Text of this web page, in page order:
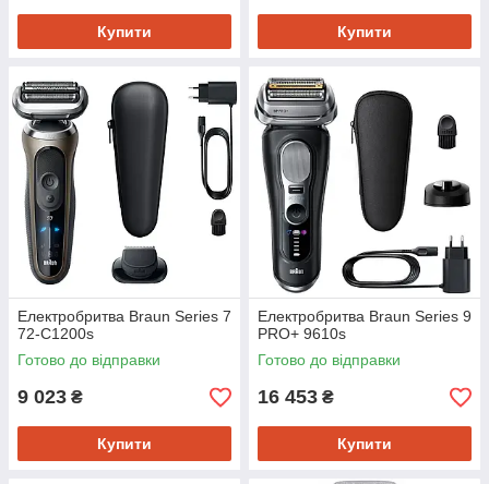
Купити Купити
Електробритва Braun Series 7
72-C1200s
Готово до відправки
9 023 ₴
Купити
Електробритва Braun Series 9
PRO+ 9610s
Готово до відправки
16 453 ₴
Купити